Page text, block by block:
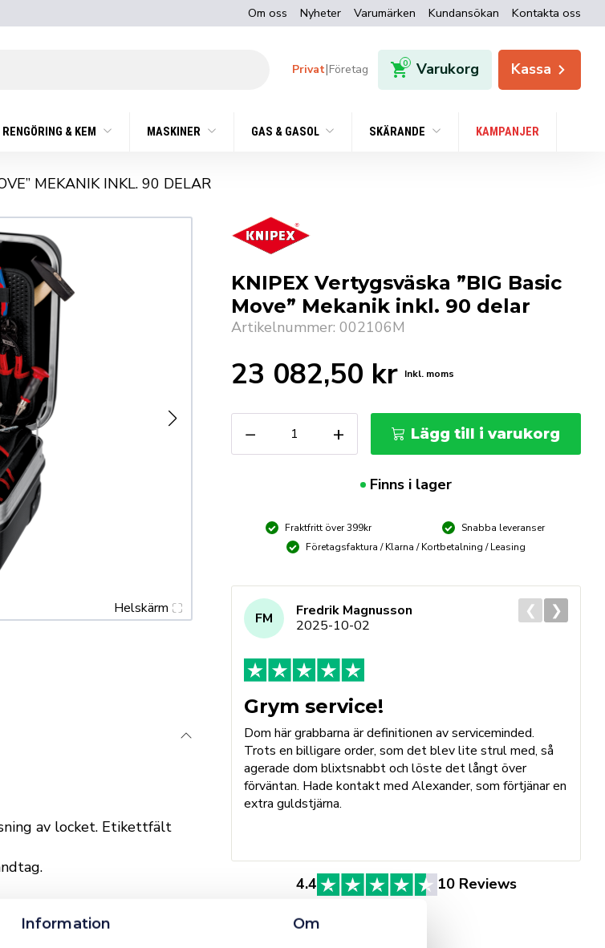
Information Om
Om oss Nyheter Varumärken Kundansökan Kontakta oss
Privat|Företag 0 Varukorg Kassa
RENGÖRING & KEM MASKINER GAS & GASOL SKÄRANDE KAMPANJER
MEKANIK INKL. 90 DELAR
Helskärm
KNIPEX Vertygsväska ”BIG Basic
Move” Mekanik inkl. 90 delar
Artikelnummer: 002106M
23 082,50 kr Inkl. moms
−
Vertygsväska
"BIG
+ Lägg till i varukorg
Finns i lager
Fraktfritt över 399kr
Snabba leveranser
Företagsfaktura / Klarna / Kortbetalning / Leasing
4.4 10 Reviews
FM
Fredrik Magnusson
2025-10-02
Grym service!
Dom här grabbarna är definitionen av serviceminded.
Trots en billigare order, som det blev lite strul med, så
agerade dom blixtsnabbt och löste det långt över
förväntan. Hade kontakt med Alexander, som förtjänar en
extra guldstjärna.
❮ ❯
av locket. Etikettfält
Metallgångjärn.
kanalplast